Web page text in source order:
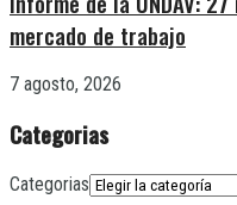
mercado de trabajo
7 agosto, 2026
Categorias
Categorias